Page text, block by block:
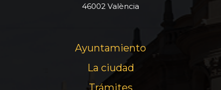
46002 València
Ayuntamiento
La ciudad
Trámites